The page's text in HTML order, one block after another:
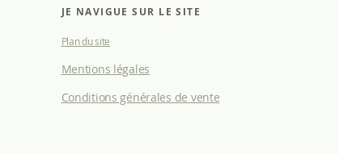
JE NAVIGUE SUR LE SITE
Plan du site
Mentions légales
Conditions générales de vente